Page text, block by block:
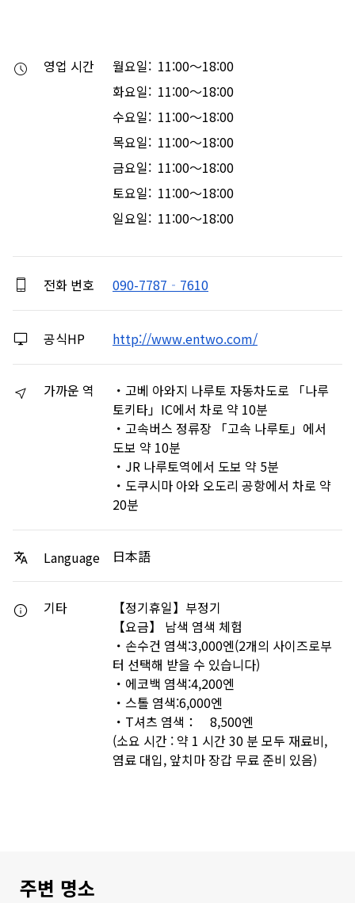
영업 시간
월요일: 11:00～18:00
화요일: 11:00～18:00
수요일: 11:00～18:00
목요일: 11:00～18:00
금요일: 11:00～18:00
토요일: 11:00～18:00
일요일: 11:00～18:00
전화 번호 090-7787‐7610
공식HP http://www.entwo.com/
가까운 역
・고베 아와지 나루토 자동차도로 「나루
토키타」IC에서 차로 약 10분
・고속버스 정류장 「고속 나루토」에서
도보 약 10분
・JR 나루토역에서 도보 약 5분
・도쿠시마 아와 오도리 공항에서 차로 약
20분
Language 日本語
기타
【정기휴일】부정기
【요금】 남색 염색 체험
・손수건 염색:3,000엔(2개의 사이즈로부
터 선택해 받을 수 있습니다)
・에코백 염색:4,200엔
・스톨 염색:6,000엔
・T셔츠 염색： 8,500엔
(소요 시간 : 약 1 시간 30 분 모두 재료비,
염료 대입, 앞치마 장갑 무료 준비 있음)
주변 명소